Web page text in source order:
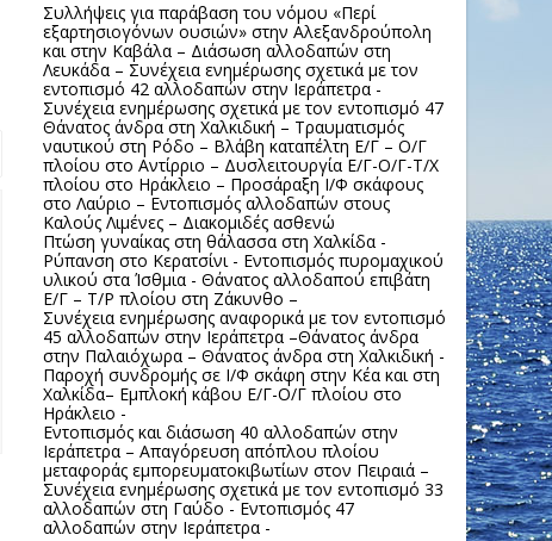
Συλλήψεις για παράβαση του νόμου «Περί
εξαρτησιογόνων ουσιών» στην Αλεξανδρούπολη
και στην Καβάλα – Διάσωση αλλοδαπών στη
Λευκάδα – Συνέχεια ενημέρωσης σχετικά με τον
εντοπισμό 42 αλλοδαπών στην Ιεράπετρα -
Συνέχεια ενημέρωσης σχετικά με τον εντοπισμό 47
Θάνατος άνδρα στη Χαλκιδική – Τραυματισμός
ναυτικού στη Ρόδο – Βλάβη καταπέλτη Ε/Γ – Ο/Γ
πλοίου στο Αντίρριο – Δυσλειτουργία Ε/Γ-Ο/Γ-Τ/Χ
πλοίου στο Ηράκλειο – Προσάραξη Ι/Φ σκάφους
στο Λαύριο – Εντοπισμός αλλοδαπών στους
Καλούς Λιμένες – Διακομιδές ασθενώ
Πτώση γυναίκας στη θάλασσα στη Χαλκίδα -
Ρύπανση στο Κερατσίνι - Εντοπισμός πυρομαχικού
υλικού στα Ίσθμια - Θάνατος αλλοδαπού επιβάτη
Ε/Γ – Τ/Ρ πλοίου στη Ζάκυνθο –
Συνέχεια ενημέρωσης αναφορικά με τον εντοπισμό
45 αλλοδαπών στην Ιεράπετρα –Θάνατος άνδρα
στην Παλαιόχωρα – Θάνατος άνδρα στη Χαλκιδική -
Παροχή συνδρομής σε Ι/Φ σκάφη στην Κέα και στη
Χαλκίδα– Εμπλοκή κάβου Ε/Γ-Ο/Γ πλοίου στο
Ηράκλειο -
Εντοπισμός και διάσωση 40 αλλοδαπών στην
Ιεράπετρα – Απαγόρευση απόπλου πλοίου
μεταφοράς εμπορευματοκιβωτίων στον Πειραιά –
Συνέχεια ενημέρωσης σχετικά με τον εντοπισμό 33
αλλοδαπών στη Γαύδο - Εντοπισμός 47
αλλοδαπών στην Ιεράπετρα -